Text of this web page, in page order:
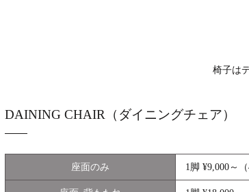
椅子は
DAINING CHAIR（ダイニングチェア）
座面のみ 1脚 ¥9,000～